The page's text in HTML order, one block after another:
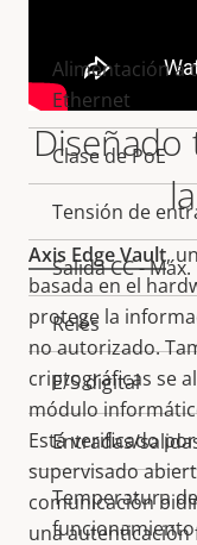
Diseñado
Axis Edge Vault,
basada en el
protege la
no autorizado.
criptográficas se
módulo
Está verificado
supervisado
comunicación
una autenticación
Descripción
de
propiedad
Alimentación a
Ethernet
Clase de PoE
Tensión de
Salida CC - Máx.
Relés
E/S digital
Entradas/
Temperatura de
funcionamiento